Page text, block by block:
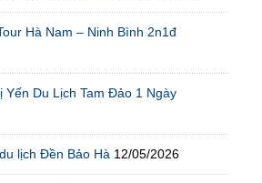
Hà Nam – Ninh Bình 2n1đ
Yến Du Lịch Tam Đảo 1 Ngày
lịch Đền Bảo Hà 12/05/2026